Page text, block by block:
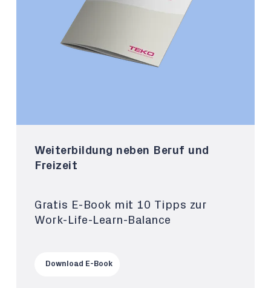
Weiterbildung neben Beruf und
Freizeit
Gratis E-Book mit 10 Tipps zur
Work-Life-Learn-Balance
Download E-Book